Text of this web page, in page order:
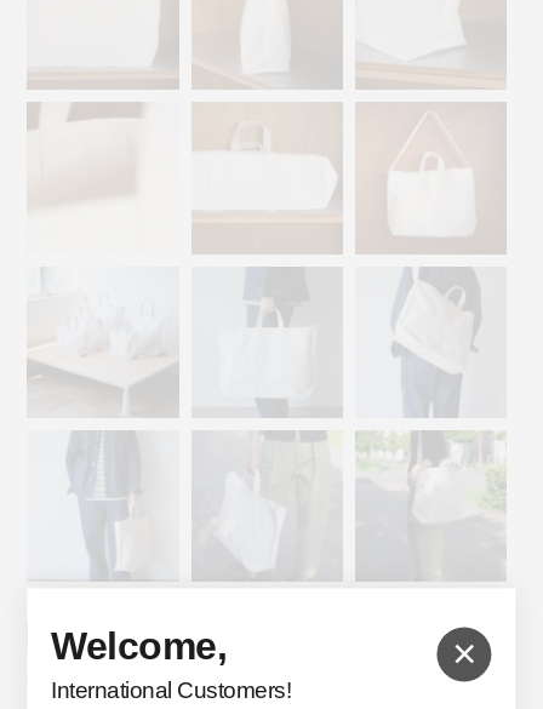
×
Welcome,
International Customers!
SOLDOUT
CHACOLI